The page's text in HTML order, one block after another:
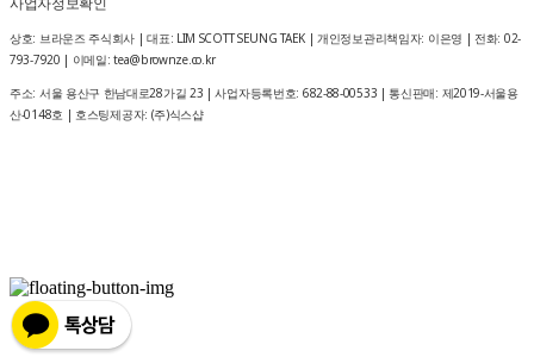
상호: 브라운즈 주식회사 | 대표: LIM SCOTT SEUNG TAEK | 개인정보관리책임자: 이은영 | 전화: 02-
793-7920 | 이메일: tea@brownze.co.kr
주소: 서울 용산구 한남대로28가길 23 | 사업자등록번호: 682-88-00533 | 통신판매: 제2019-서울용
산-0148호 | 호스팅제공자: (주)식스샵